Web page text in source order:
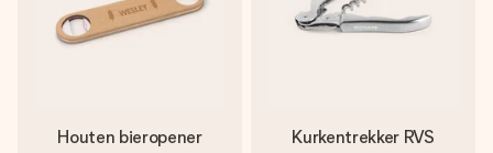
Houten bieropener Kurkentrekker RVS